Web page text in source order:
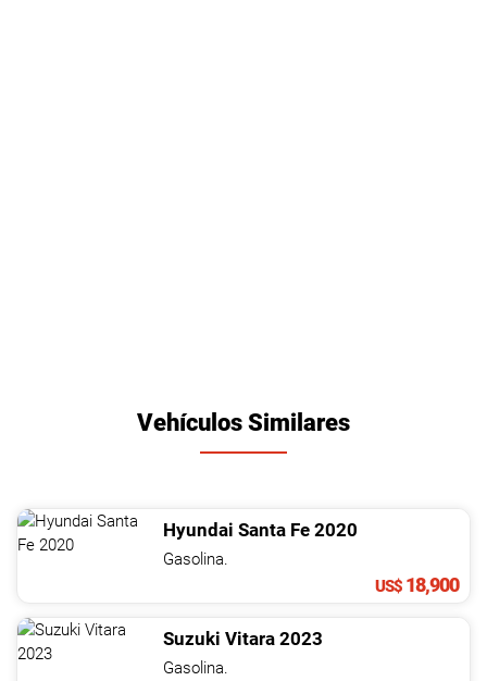
Vehículos Similares
Hyundai Santa Fe 2020
Gasolina.
US$ 18,900
Suzuki Vitara 2023
Gasolina.